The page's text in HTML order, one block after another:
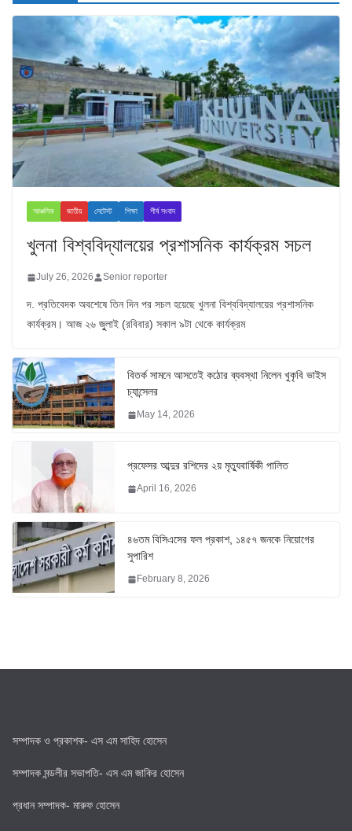
আঞ্চলিক জাতীয় লেটেস্ট শিক্ষা শীর্ষ সংবাদ
খুলনা বিশ্ববিদ্যালয়ের প্রশাসনিক কার্যক্রম সচল
July 26, 2026 Senior reporter
দ. প্রতিবেদক অবশেষে তিন দিন পর সচল হয়েছে খুলনা বিশ্ববিদ্যালয়ের প্রশাসনিক
কার্যক্রম। আজ ২৬ জুুলাই (রবিবার) সকাল ৯টা থেকে কার্যক্রম
বিতর্ক সামনে আসতেই কঠোর ব্যবস্থা নিলেন খুকৃবি ভাইস
চ্যান্সেলর
May 14, 2026
প্রফেসর আব্দুর রশিদের ২য় মৃত্যুবার্ষিকী পালিত
April 16, 2026
৪৬তম বিসিএসের ফল প্রকাশ, ১৪৫৭ জনকে নিয়োগের
সুপারিশ
February 8, 2026
সম্পাদক ও প্রকাশক- এস এম সাহিদ হোসেন
সম্পাদক মন্ডলীর সভাপতি- এস এম জাকির হোসেন
প্রধান সম্পাদক- মারুফ হোসেন